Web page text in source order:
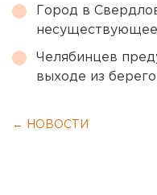
Город в
Челябинцев
выходе из
← НОВОСТИ